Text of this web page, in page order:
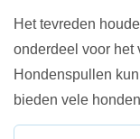
Het tevreden
onderdeel voor het
Hondenspullen
bieden vele